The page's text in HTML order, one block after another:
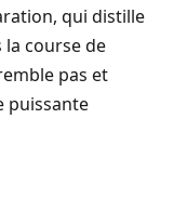
qui distille
course de
pas et
puissante